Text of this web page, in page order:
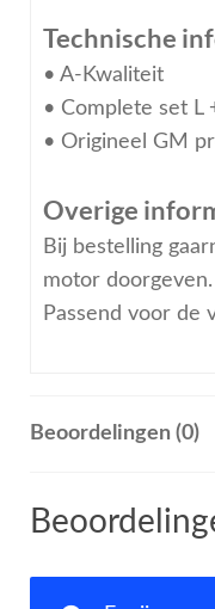
Technische
• A-Kwaliteit
• Complete set L
• Origineel GM
Overige
Bij bestelling
motor doorgeven.
Passend voor de
Beoordelingen (0)